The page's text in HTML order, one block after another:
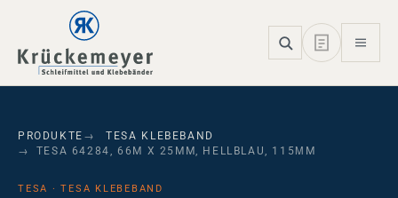
Skip to main navigation
Skip to main content
Skip to page footer
PRODUKTE
TESA KLEBEBAND
TESA 64284, 66M X 25MM, HELLBLAU, 115ΜM
TESA · TESA KLEBEBAND